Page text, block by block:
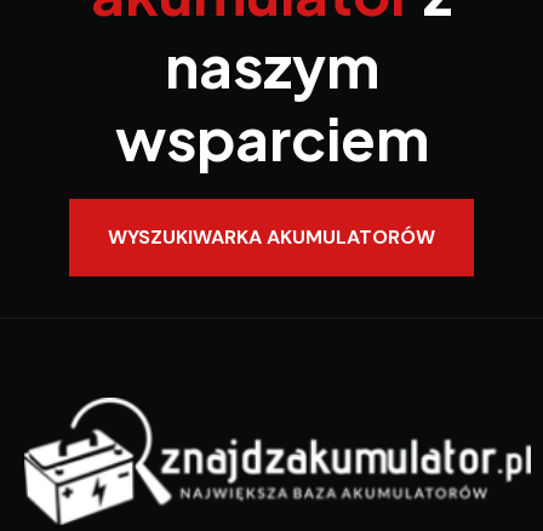
naszym
wsparciem
WYSZUKIWARKA AKUMULATORÓW